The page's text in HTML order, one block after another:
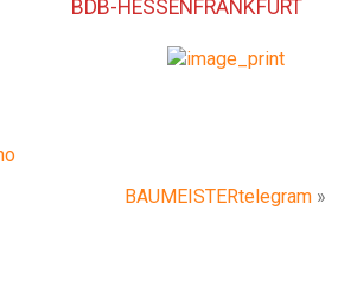
BDB-HESSENFRANKFURT
BAUMEISTERtelegram »